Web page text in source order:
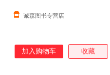
诚森图书专营店
加入购物车 收藏